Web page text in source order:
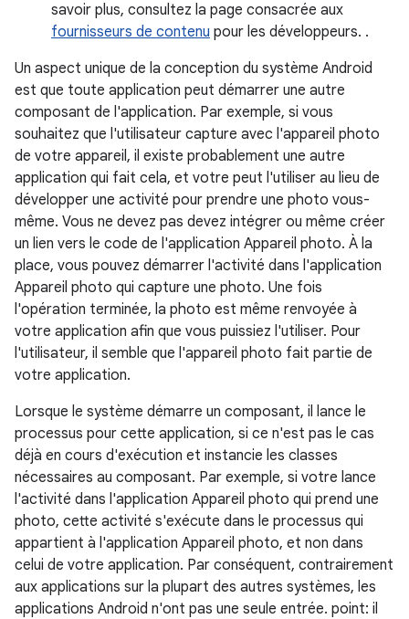
savoir plus, consultez la page consacrée aux
fournisseurs de contenu pour les développeurs. .
Un aspect unique de la conception du système Android
est que toute application peut démarrer une autre
composant de l'application. Par exemple, si vous
souhaitez que l'utilisateur capture avec l'appareil photo
de votre appareil, il existe probablement une autre
application qui fait cela, et votre peut l'utiliser au lieu de
développer une activité pour prendre une photo vous-
même. Vous ne devez pas devez intégrer ou même créer
un lien vers le code de l'application Appareil photo. À la
place, vous pouvez démarrer l'activité dans l'application
Appareil photo qui capture une photo. Une fois
l'opération terminée, la photo est même renvoyée à
votre application afin que vous puissiez l'utiliser. Pour
l'utilisateur, il semble que l'appareil photo fait partie de
votre application.
Lorsque le système démarre un composant, il lance le
processus pour cette application, si ce n'est pas le cas
déjà en cours d'exécution et instancie les classes
nécessaires au composant. Par exemple, si votre lance
l'activité dans l'application Appareil photo qui prend une
photo, cette activité s'exécute dans le processus qui
appartient à l'application Appareil photo, et non dans
celui de votre application. Par conséquent, contrairement
aux applications sur la plupart des autres systèmes, les
applications Android n'ont pas une seule entrée. point: il